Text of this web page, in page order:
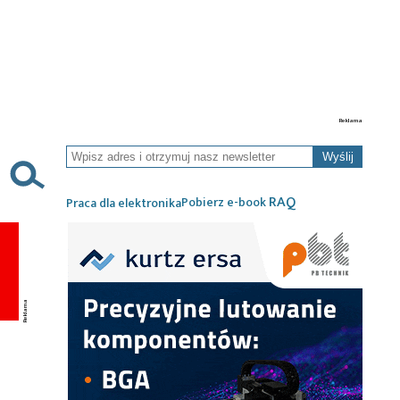
Wyślij
Praca dla elektronikaPobierz e-bookRAQ